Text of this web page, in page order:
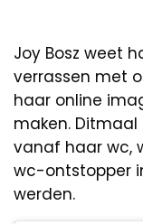
Joy Bosz weet
verrassen met
haar online
maken.
vanaf haar wc,
wc-ontstopper
werden.